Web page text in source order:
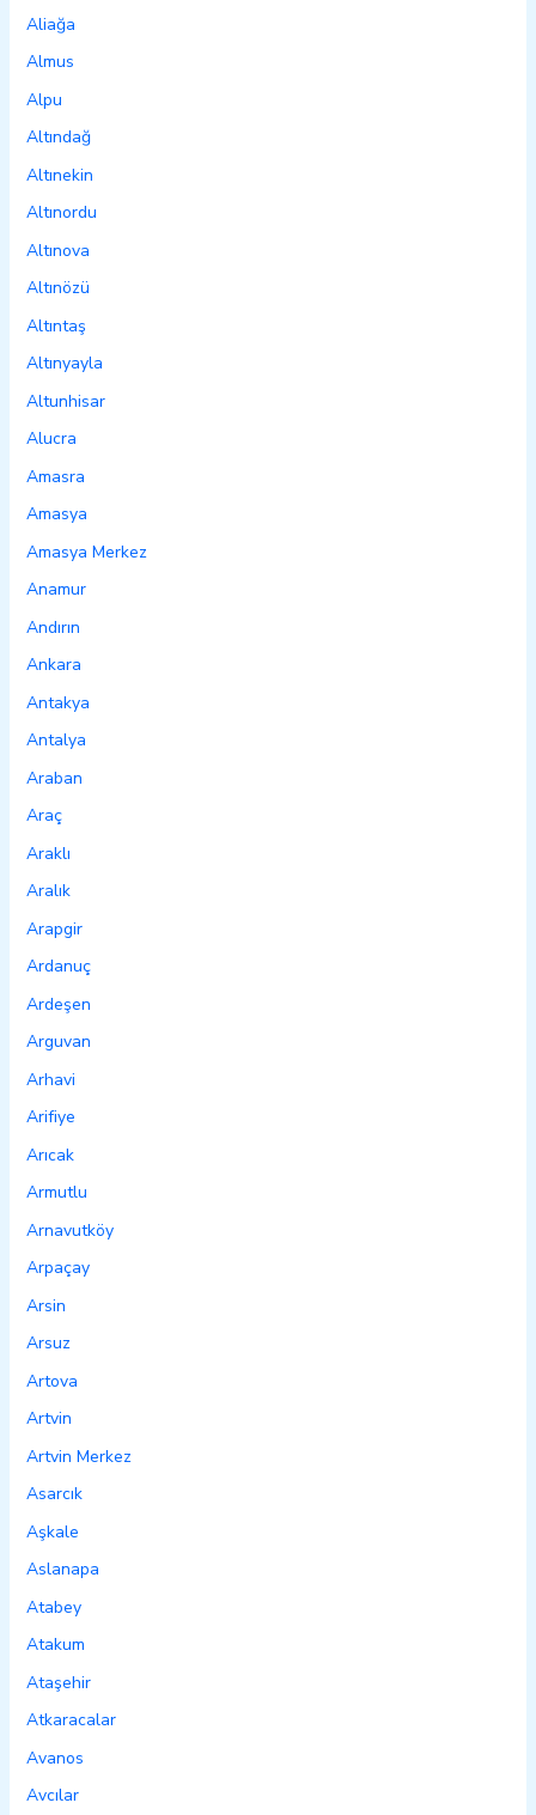
Aliağa
Almus
Alpu
Altındağ
Altınekin
Altınordu
Altınova
Altınözü
Altıntaş
Altınyayla
Altunhisar
Alucra
Amasra
Amasya
Amasya Merkez
Anamur
Andırın
Ankara
Antakya
Antalya
Araban
Araç
Araklı
Aralık
Arapgir
Ardanuç
Ardeşen
Arguvan
Arhavi
Arifiye
Arıcak
Armutlu
Arnavutköy
Arpaçay
Arsin
Arsuz
Artova
Artvin
Artvin Merkez
Asarcık
Aşkale
Aslanapa
Atabey
Atakum
Ataşehir
Atkaracalar
Avanos
Avcılar